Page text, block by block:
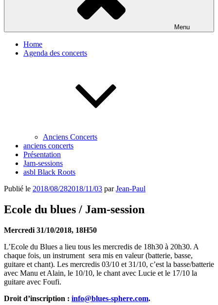
Menu
Home
Agenda des concerts
Anciens Concerts
anciens concerts
Présentation
Jam-sessions
asbl Black Roots
Publié le 2018/08/282018/11/03 parJean-Paul
Ecole du blues / Jam-session
Mercredi 31/10/2018, 18H50
L’Ecole du Blues a lieu tous les mercredis de 18h30 à 20h30. A
chaque fois, un instrument sera mis en valeur (batterie, basse,
guitare et chant). Les mercredis 03/10 et 31/10, c’est la basse/batterie
avec Manu et Alain, le 10/10, le chant avec Lucie et le 17/10 la
guitare avec Foufi.
Droit d’inscription : info@blues-sphere.com.